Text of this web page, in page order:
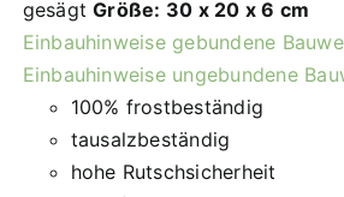
gesägtGröße: 30 x 20 x 6 cm
Einbauhinweise gebundene
Einbauhinweise ungebundene
100% frostbeständig
tausalzbeständig
hohe Rutschsicherheit